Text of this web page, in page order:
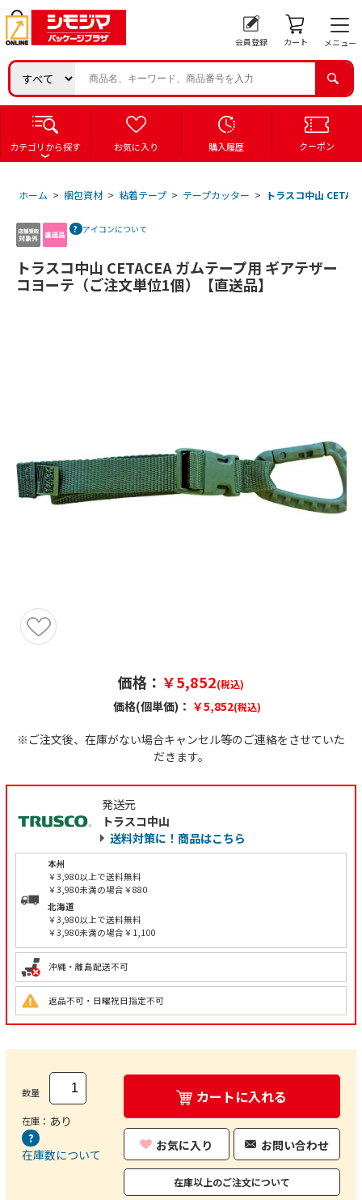
会員登録 カート メニュー
カテゴリから探す お気に入り 購入履歴 クーポン
ホーム > 梱包資材 > 粘着テープ > テープカッター > トラスコ中山
アイコンについて
トラスコ中山 CETACEA ガムテープ用 ギアテザー
コヨーテ（ご注文単位1個）【直送品】
価格： ￥5,852(税込)
価格(個単価)： ￥5,852(税込)
※ご注文後、在庫がない場合キャンセル等のご連絡をさせていた
だきます。
発送元
トラスコ中山
送料対策に！商品はこちら
本州
￥3,980以上で送料無料
￥3,980未満の場合￥880
北海道
￥3,980以上で送料無料
￥3,980未満の場合￥1,100
沖縄・離島配送不可
返品不可・日曜祝日指定不可
数量
在庫： あり
在庫数について
カートに入れる
お気に入り お問い合わせ
在庫以上のご注文について